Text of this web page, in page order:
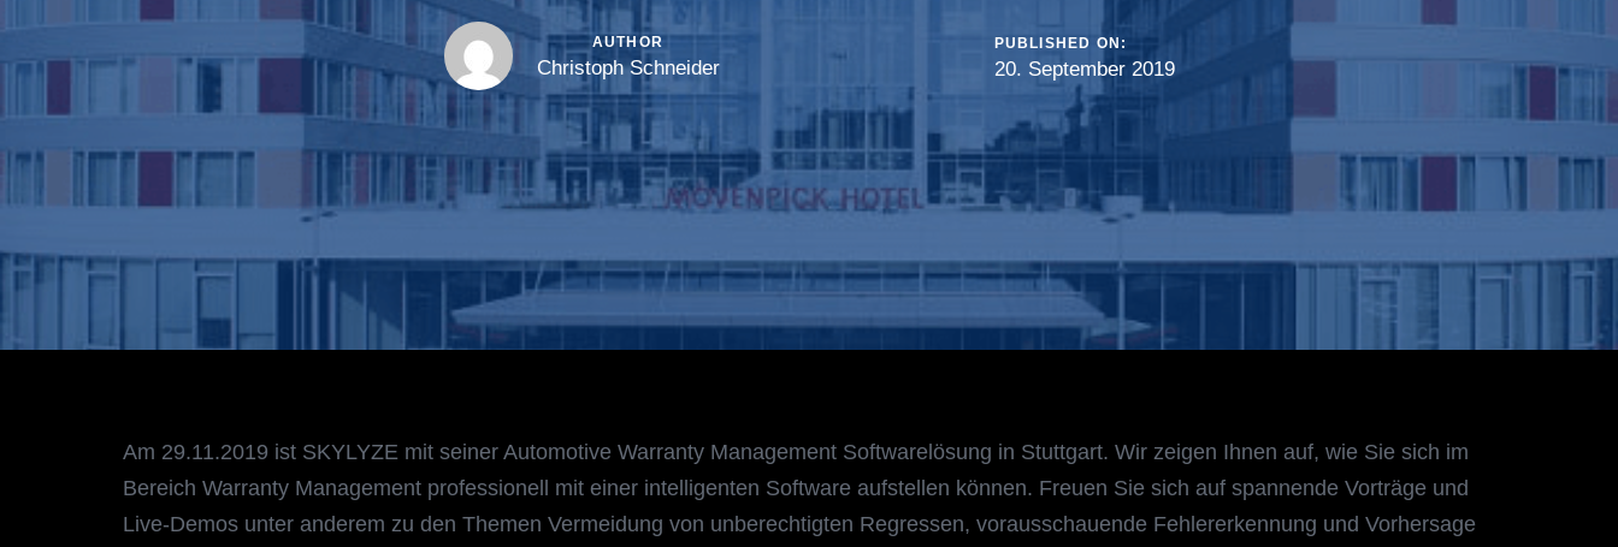
AUTHOR
Christoph Schneider
PUBLISHED ON:
20. September 2019
Am 29.11.2019 ist SKYLYZE mit seiner Automotive Warranty Management Softwarelösung in Stuttgart. Wir zeigen Ihnen auf, wie Sie sich im
Bereich Warranty Management professionell mit einer intelligenten Software aufstellen können. Freuen Sie sich auf spannende Vorträge und
Live-Demos unter anderem zu den Themen Vermeidung von unberechtigten Regressen, vorausschauende Fehlererkennung und Vorhersage